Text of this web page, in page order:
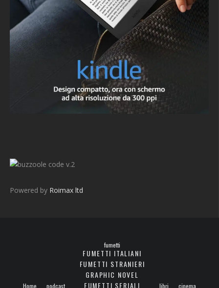
v.2
Powered by Roimax ltd
Home podcast
fumetti
FUMETTI ITALIANI
FUMETTI STRANIERI
GRAPHIC NOVEL
FUMETTI SERIALI
libri cinema